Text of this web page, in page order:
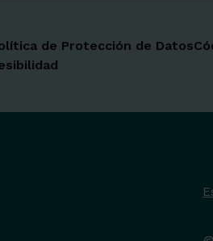
de Protección de Datos